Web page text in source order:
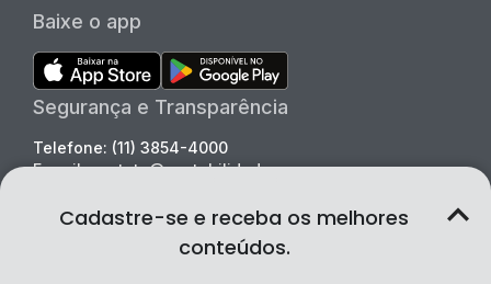
Cadastre-se e receba os melhores
conteúdos.
Baixe o app
Segurança e Transparência
Telefone: (11) 3854-4000
E-mail: contato@contabilidade.com